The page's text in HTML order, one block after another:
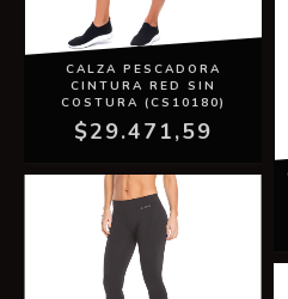
CALZA PESCADORA
CINTURA RED SIN
COSTURA (CS10180)
$29.471,59